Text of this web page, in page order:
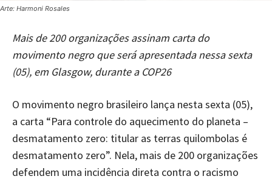
Arte: Harmoni Rosales
Mais de 200 organizações assinam carta do
movimento negro que será apresentada nessa sexta
(05), em Glasgow, durante a COP26
O movimento negro brasileiro lança nesta sexta (05),
a carta “Para controle do aquecimento do planeta –
desmatamento zero: titular as terras quilombolas é
desmatamento zero”. Nela, mais de 200 organizações
defendem uma incidência direta contra o racismo